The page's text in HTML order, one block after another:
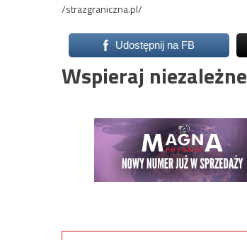
/strazgraniczna.pl/
Udostępnij na FB
Wspieraj